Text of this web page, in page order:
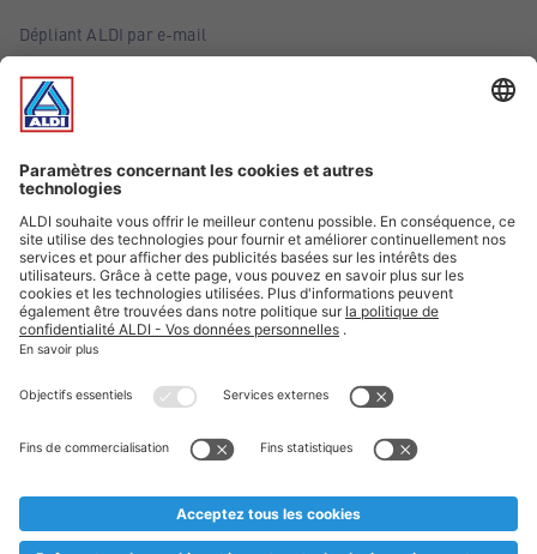
Dépliant ALDI par e-mail
Offres
Infos essentielles
Suivez ALDI Belgique
Textes marqués d'un astérisque et mentions légales
* Nous vendons ces articles temporairement et jusqu'à
au cas où, malgré le planning bien étudié, nous serions
prématurément en rupture de stock. Prix Recupel et TVA incl.
** Sur ce site, l’utilisation de la forme masculine a été adoptée